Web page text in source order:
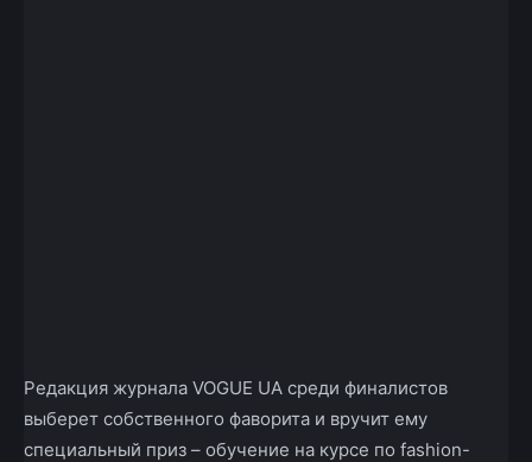
Редакция журнала VOGUE UA среди финалистов
выберет собственного фаворита и вручит ему
специальный приз – обучение на курсе по fashion-